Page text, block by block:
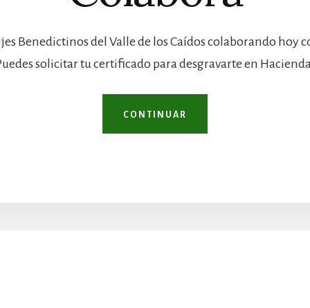
Benedictinos del Valle de los Caídos colaborando hoy
solicitar tu certificado para desgravarte en
CONTINUAR